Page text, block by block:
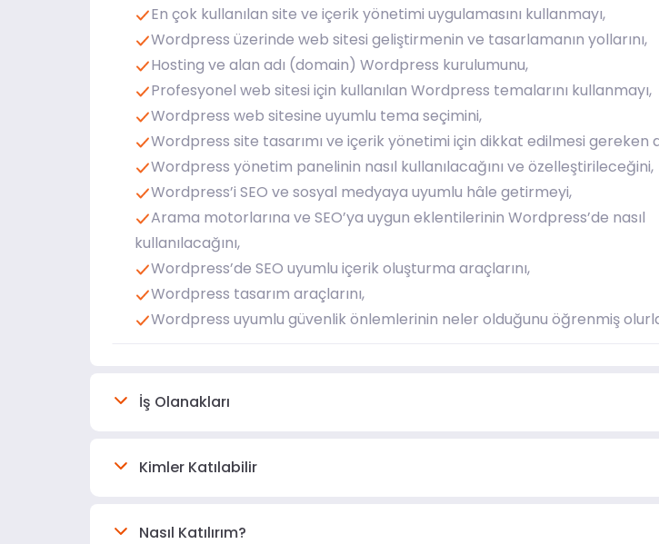
En çok kullanılan site ve içerik yönetimi uygulamasını kullanmayı,
Wordpress üzerinde web sitesi geliştirmenin ve tasarlamanın yollarını,
Hosting ve alan adı (domain) Wordpress kurulumunu,
Profesyonel web sitesi için kullanılan Wordpress temalarını kullanmayı,
Wordpress web sitesine uyumlu tema seçimini,
Wordpress site tasarımı ve içerik yönetimi için dikkat edilmesi gereken
Wordpress yönetim panelinin nasıl kullanılacağını ve özelleştirileceğini,
Wordpress’i SEO ve sosyal medyaya uyumlu hâle getirmeyi,
Arama motorlarına ve SEO’ya uygun eklentilerinin Wordpress’de nasıl
kullanılacağını,
Wordpress’de SEO uyumlu içerik oluşturma araçlarını,
Wordpress tasarım araçlarını,
Wordpress uyumlu güvenlik önlemlerinin neler olduğunu öğrenmiş
İş Olanakları
Kimler Katılabilir
Nasıl Katılırım?